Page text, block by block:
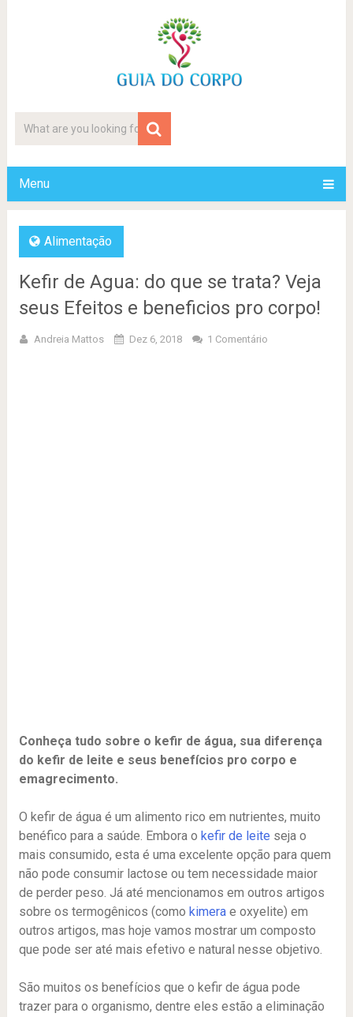
Menu
Alimentação
Kefir de Agua: do que se trata? Veja
seus Efeitos e beneficios pro corpo!
Andreia Mattos Dez 6, 2018 1 Comentário
Conheça tudo sobre o kefir de água, sua diferença
do kefir de leite e seus benefícios pro corpo e
emagrecimento.
O kefir de água é um alimento rico em nutrientes, muito
benéfico para a saúde. Embora o kefir de leite seja o
mais consumido, esta é uma excelente opção para quem
não pode consumir lactose ou tem necessidade maior
de perder peso. Já até mencionamos em outros artigos
sobre os termogênicos (como kimerae oxyelite) em
outros artigos, mas hoje vamos mostrar um composto
que pode ser até mais efetivo e natural nesse objetivo.
São muitos os benefícios que o kefir de água pode
trazer para o organismo, dentre eles estão a eliminação